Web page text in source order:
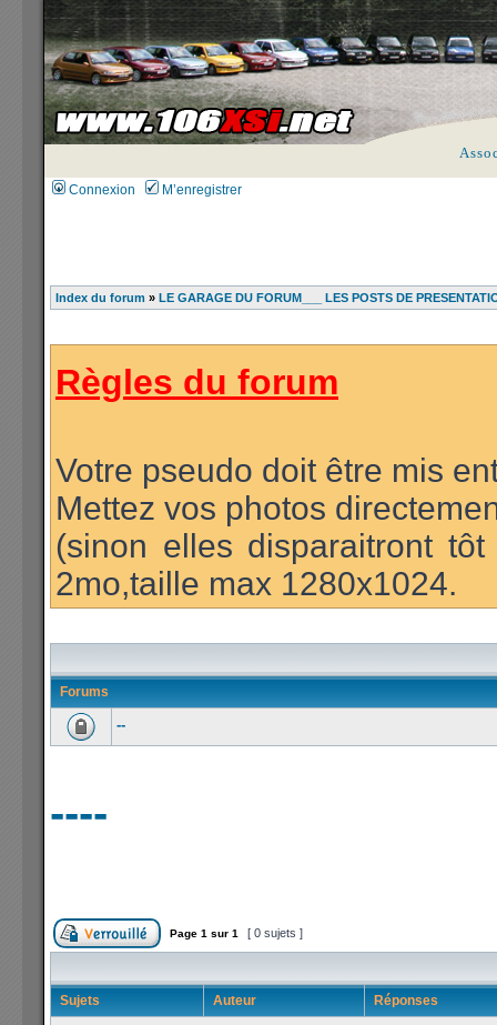
Connexion M’enregistrer
Index du forum » LE GARAGE DU FORUM___ LES POSTS DE
Règles du forum
Votre pseudo doit être mis
Mettez vos photos
(sinon elles disparaitront
2mo,taille max 1280x1024.
Forums
--
----
Page 1 sur 1 [ 0 sujets ]
Sujets Auteur Réponses